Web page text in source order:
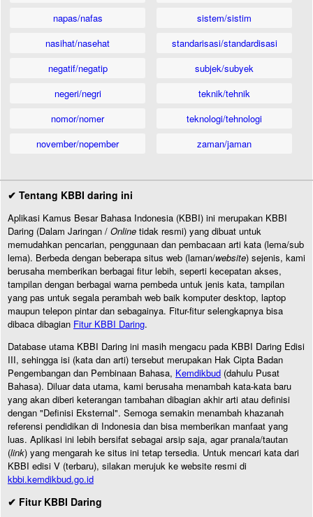
napas/nafas
nasihat/nasehat
negatif/negatip
negeri/negri
nomor/nomer
november/nopember
sistem/sistim
standarisasi/standardisasi
subjek/subyek
teknik/tehnik
teknologi/tehnologi
zaman/jaman
✔ Tentang KBBI daring ini
Aplikasi Kamus Besar Bahasa Indonesia (KBBI) ini merupakan KBBI
Daring (Dalam Jaringan / Online tidak resmi) yang dibuat untuk
memudahkan pencarian, penggunaan dan pembacaan arti kata (lema/sub
lema). Berbeda dengan beberapa situs web (laman/website) sejenis, kami
berusaha memberikan berbagai fitur lebih, seperti kecepatan akses,
tampilan dengan berbagai warna pembeda untuk jenis kata, tampilan
yang pas untuk segala perambah web baik komputer desktop, laptop
maupun telepon pintar dan sebagainya. Fitur-fitur selengkapnya bisa
dibaca dibagian Fitur KBBI Daring.
Database utama KBBI Daring ini masih mengacu pada KBBI Daring Edisi
III, sehingga isi (kata dan arti) tersebut merupakan Hak Cipta Badan
Pengembangan dan Pembinaan Bahasa, Kemdikbud (dahulu Pusat
Bahasa). Diluar data utama, kami berusaha menambah kata-kata baru
yang akan diberi keterangan tambahan dibagian akhir arti atau definisi
dengan "Definisi Eksternal". Semoga semakin menambah khazanah
referensi pendidikan di Indonesia dan bisa memberikan manfaat yang
luas. Aplikasi ini lebih bersifat sebagai arsip saja, agar pranala/tautan
(link) yang mengarah ke situs ini tetap tersedia. Untuk mencari kata dari
KBBI edisi V (terbaru), silakan merujuk ke website resmi di
kbbi.kemdikbud.go.id
✔ Fitur KBBI Daring